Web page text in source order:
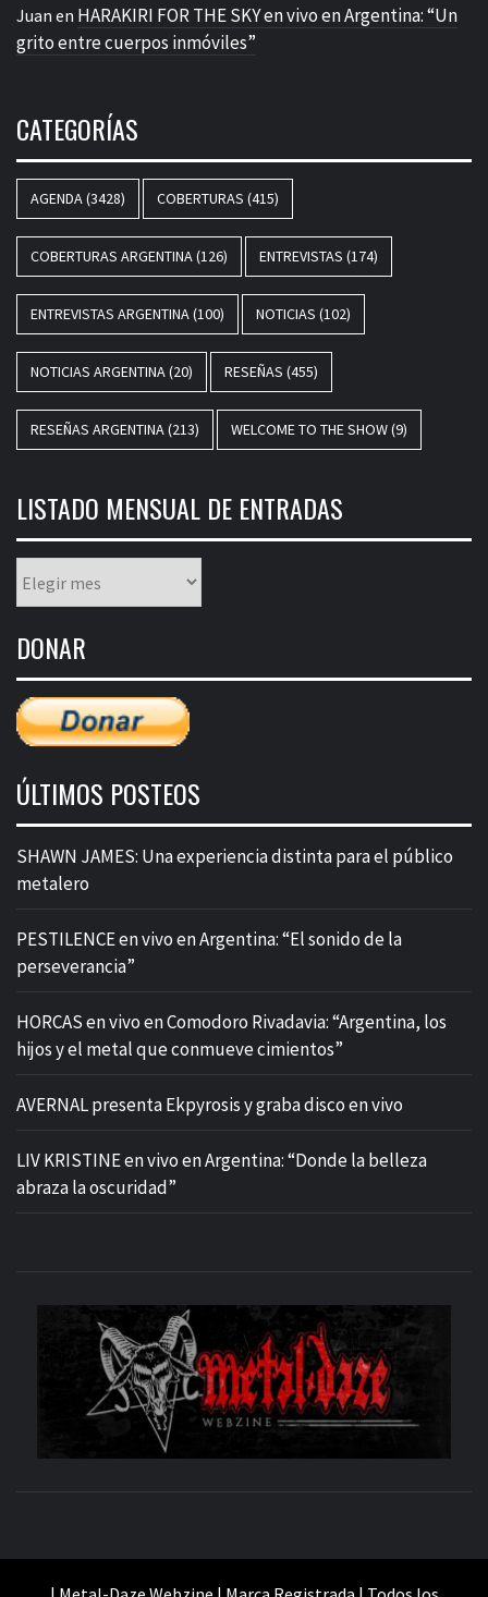
Juan en HARAKIRI FOR THE SKY en vivo en Argentina: “Un
grito entre cuerpos inmóviles”
CATEGORÍAS
AGENDA(3428) COBERTURAS (415)
COBERTURAS ARGENTINA(126) ENTREVISTAS (174)
ENTREVISTAS ARGENTINA(100) NOTICIAS (102)
NOTICIAS ARGENTINA(20) RESEÑAS (455)
RESEÑAS ARGENTINA(213) WELCOME TO THE SHOW(9)
LISTADO MENSUAL DE ENTRADAS
mensual
entradas
DONAR
ÚLTIMOS POSTEOS
SHAWN JAMES: Una experiencia distinta para el público
metalero
PESTILENCE en vivo en Argentina: “El sonido de la
perseverancia”
HORCAS en vivo en Comodoro Rivadavia: “Argentina, los
hijos y el metal que conmueve cimientos”
AVERNAL presenta Ekpyrosis y graba disco en vivo
LIV KRISTINE en vivo en Argentina: “Donde la belleza
abraza la oscuridad”